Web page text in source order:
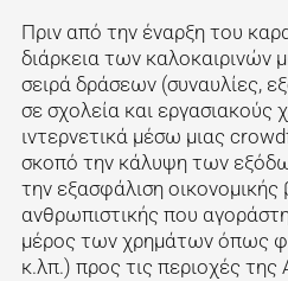
Πριν από την έναρξη του
διάρκεια των καλοκαιρινών
σειρά δράσεων (συναυλίες,
σε σχολεία και
ιντερνετικά μέσω μιας
σκοπό την κάλυψη των
την εξασφάλιση οικονομικής
ανθρωπιστικής που
μέρος των χρημάτων όπως
κ.λπ.) προς τις περιοχές της